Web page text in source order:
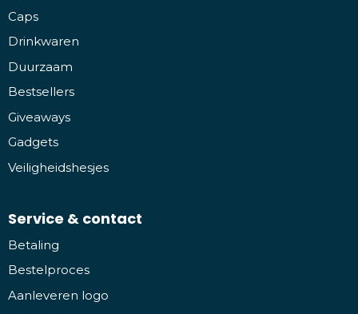
Caps
Drinkwaren
Duurzaam
Bestsellers
Giveaways
Gadgets
Veiligheidshesjes
Service & contact
Betaling
Bestelproces
Aanleveren logo